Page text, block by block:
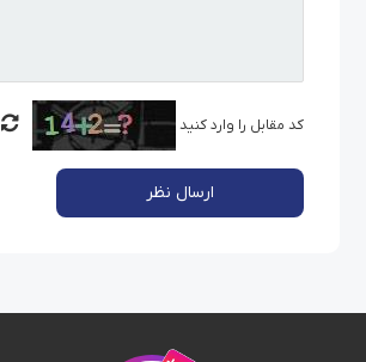
کد مقابل را وارد کنید
ارسال نظر